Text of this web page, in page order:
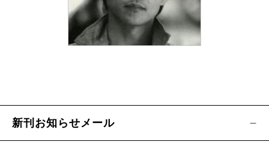
新刊お知らせメール